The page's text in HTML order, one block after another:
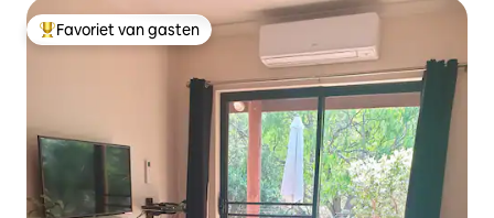
Topfavoriet van gasten
Favoriet van gasten